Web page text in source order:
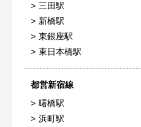
三田駅
新橋駅
東銀座駅
東日本橋駅
都営新宿線
曙橋駅
浜町駅